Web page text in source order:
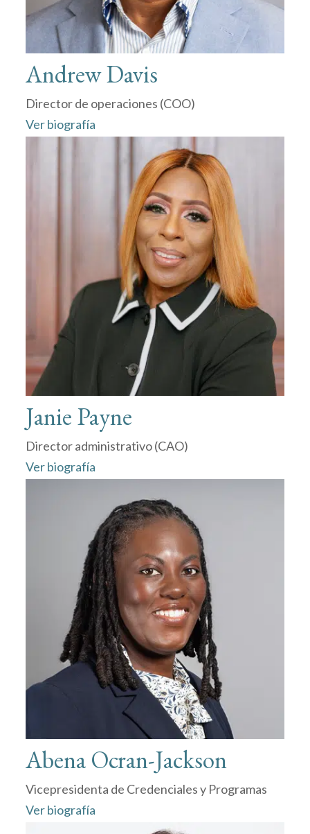
Andrew Davis
Director de operaciones (COO)
Ver biografía
Janie Payne
Director administrativo (CAO)
Ver biografía
Abena Ocran-Jackson
Vicepresidenta de Credenciales y Programas
Ver biografía